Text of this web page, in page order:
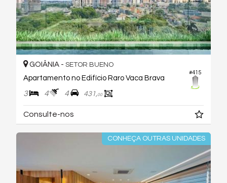
#415
GOIÂNIA - SETOR BUENO
Apartamento no Edifício Raro Vaca Brava
3 4 4 431,00
Consulte-nos
CONHEÇA OUTRAS UNIDADES